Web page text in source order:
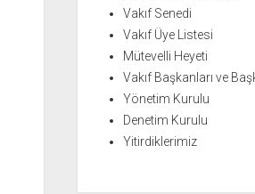
Vakıf Senedi
Vakıf Üye Listesi
Mütevelli Heyeti
Vakıf Başkanları ve
Yönetim Kurulu
Denetim Kurulu
Yitirdiklerimiz